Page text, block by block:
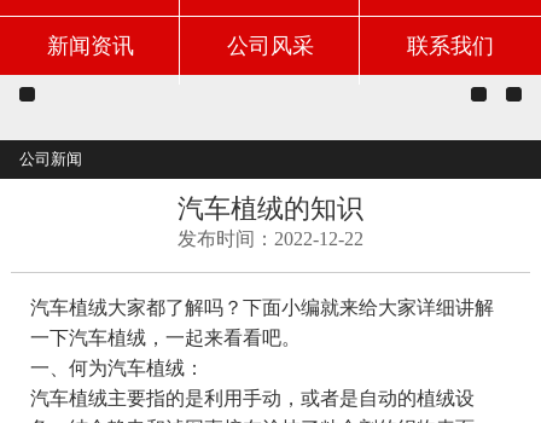
新闻资讯 公司风采 联系我们
公司新闻
汽车植绒的知识
发布时间：2022-12-22
汽车植绒大家都了解吗？下面小编就来给大家详细讲解
一下汽车植绒，一起来看看吧。
一、何为汽车植绒：
汽车植绒主要指的是利用手动，或者是自动的植绒设